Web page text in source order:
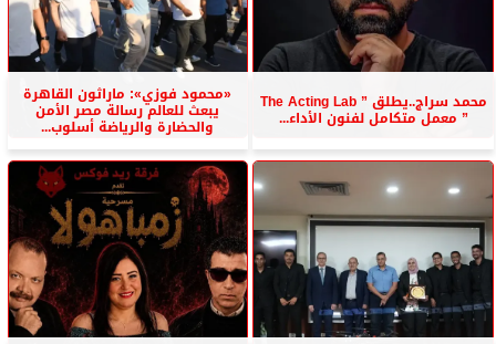
محمد سراج..يطلق ” The Acting Lab
” معمل متكامل لفنون الأداء...
«محمود فوزي»: ماراثون القاهرة
يبعث للعالم رسالة مصر الأمن
والحضارة والرياضة أسلوب...